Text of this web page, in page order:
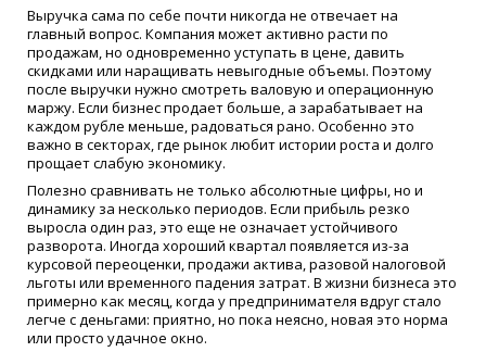
Выручка сама по себе почти никогда не отвечает на
главный вопрос. Компания может активно расти по
продажам, но одновременно уступать в цене, давить
скидками или наращивать невыгодные объемы. Поэтому
после выручки нужно смотреть валовую и операционную
маржу. Если бизнес продает больше, а зарабатывает на
каждом рубле меньше, радоваться рано. Особенно это
важно в секторах, где рынок любит истории роста и долго
прощает слабую экономику.
Полезно сравнивать не только абсолютные цифры, но и
динамику за несколько периодов. Если прибыль резко
выросла один раз, это еще не означает устойчивого
разворота. Иногда хороший квартал появляется из-за
курсовой переоценки, продажи актива, разовой налоговой
льготы или временного падения затрат. В жизни бизнеса это
примерно как месяц, когда у предпринимателя вдруг стало
легче с деньгами: приятно, но пока неясно, новая это норма
или просто удачное окно.